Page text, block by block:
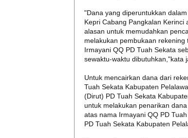
"Dana yang diperuntukkan
Kepri Cabang Pangkalan Kerinci
alasan untuk memudahkan
melakukan pembukaan
Irmayani QQ PD Tuah Sekata
sewaktu-waktu dibutuhkan,"kata
Untuk mencairkan dana dari
Tuah Sekata Kabupaten
(Dirut) PD Tuah Sekata
untuk melakukan penarikan
atas nama Irmayani QQ PD
PD Tuah Sekata Kabupaten